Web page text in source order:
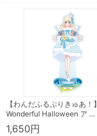
【わんだふるぷりきゅあ！】
Wonderful Halloween ア …
1,650円